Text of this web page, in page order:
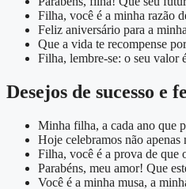
Filha, você é a minha razão
Feliz aniversário para a
Que a vida te recompense
Filha, lembre-se: o seu valor
Desejos de sucesso e
Minha filha, a cada ano que
Hoje celebramos não
Filha, você é a prova de que
Parabéns, meu amor! Que
Você é a minha musa, a